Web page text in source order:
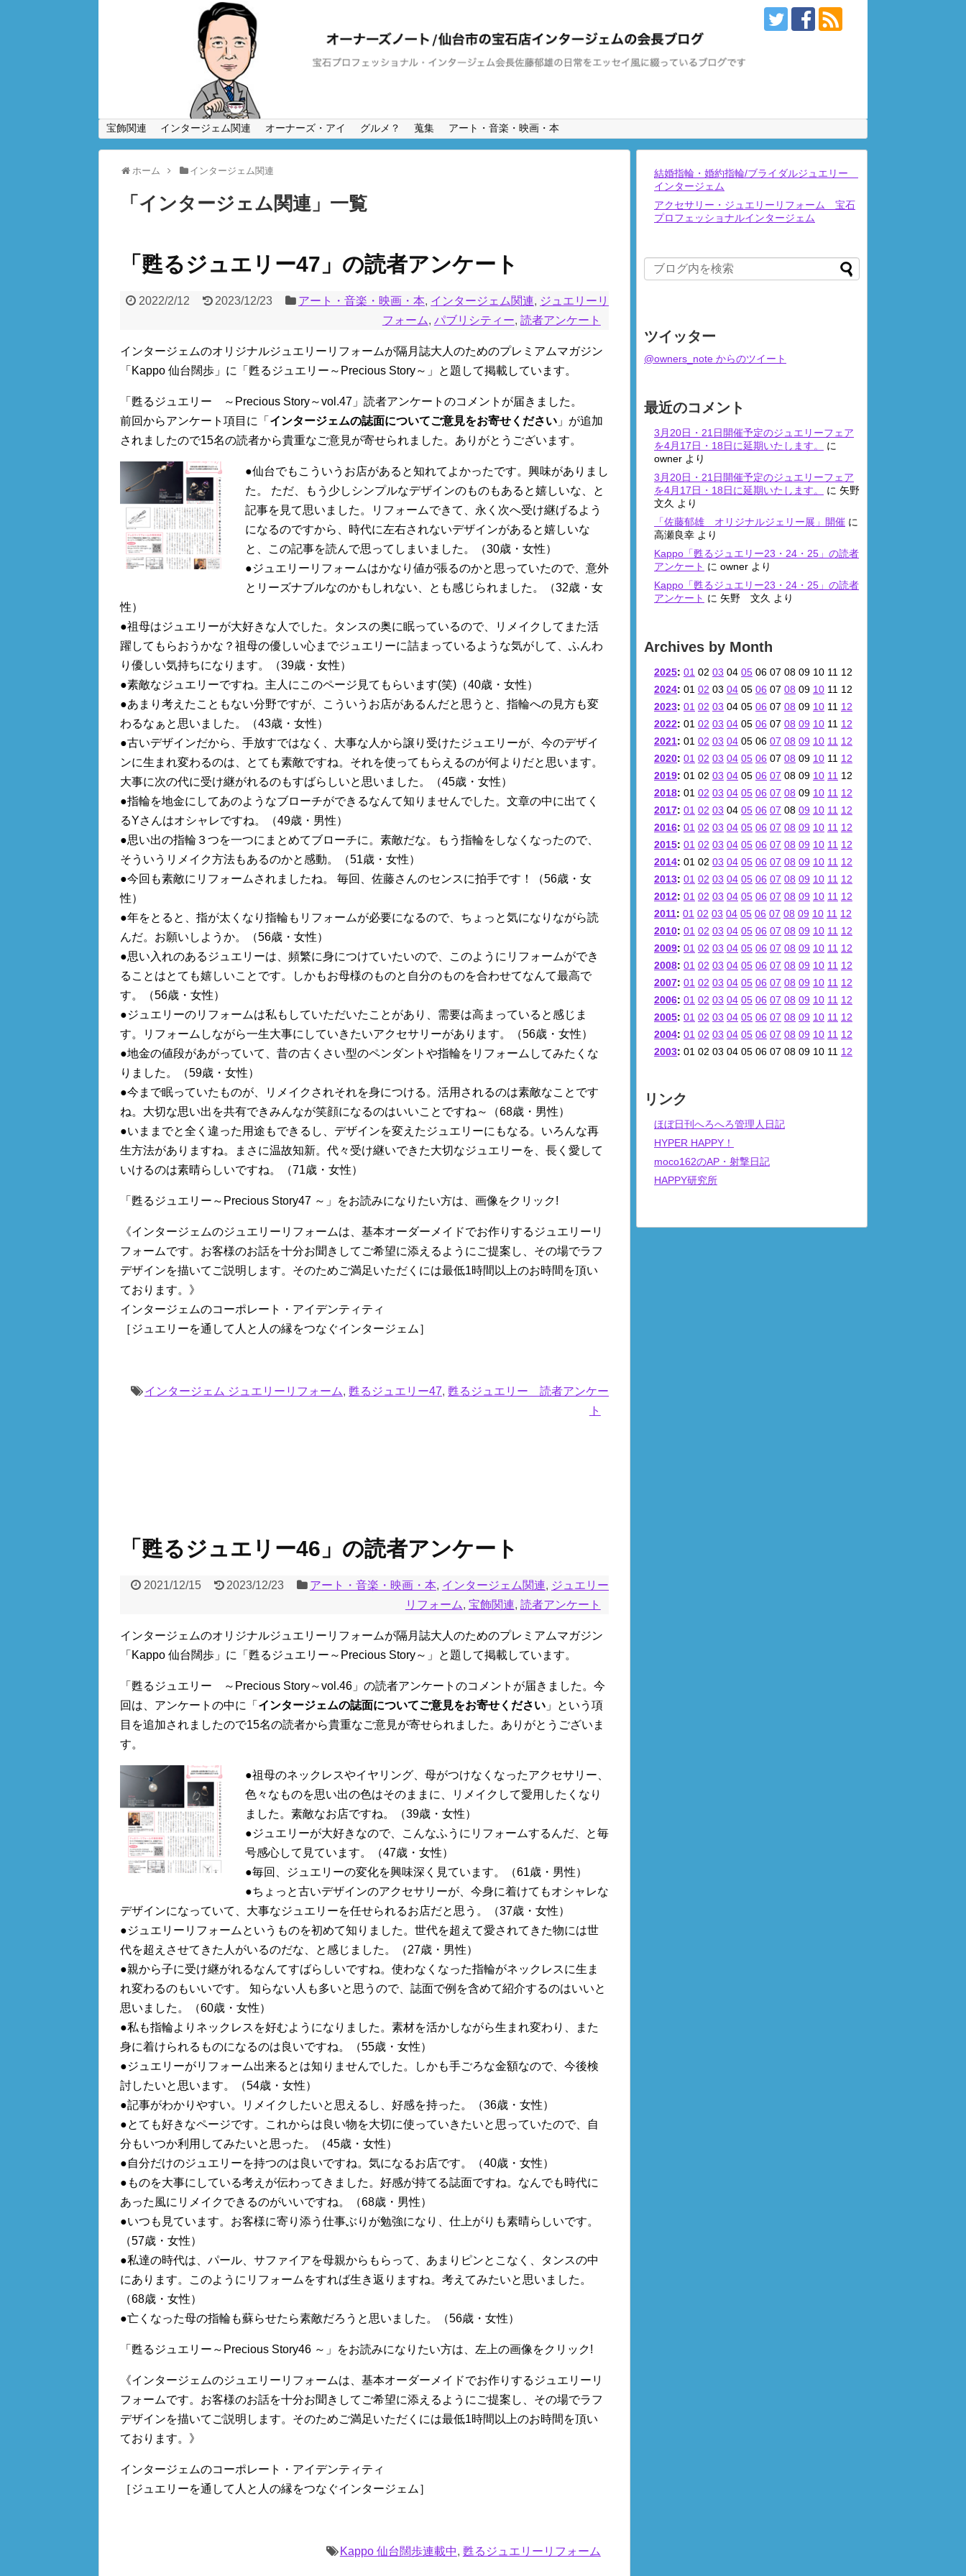
宝飾関連 インタージェム関連 オーナーズ・アイ グルメ？ 蒐集 アート・音楽・映画・本
ホーム インタージェム関連
「 インタージェム関連」 一覧
「甦るジュエリー47」の読者アンケート
2022/2/12 2023/12/23 アート・音楽・映画・本, インタージェム関連, ジュエリーリ
フォーム, パブリシティー, 読者アンケート
インタージェムのオリジナルジュエリーリフォームが隔月誌大人のためのプレミアムマガジン
「Kappo 仙台闊歩」に「甦るジュエリー～Precious Story～」と題して掲載しています。
「甦るジュエリー ～Precious Story～vol.47」読者アンケートのコメントが届きました。
前回からアンケート項目に「 インタージェムの誌面についてご意見をお寄せください 」が追加
されましたので15名の読者から貴重なご意見が寄せられました。ありがとうございます。
●仙台でもこういうお店があると知れてよかったです。興味がありまし
た。 ただ、もう少しシンプルなデザインのものもあると嬉しいな、と
記事を見て思いました。リフォームできて、永く次へ受け継げるよう
になるのですから、時代に左右されないデザインがあると嬉しいな
と、この記事を読んで思ってしまいました。（30歳・女性）
●ジュエリーリフォームはかなり値が張るのかと思っていたので、意外
とリーズナブルなのかもしれない、とも感じられました。（32歳・女
性）
●祖母はジュエリーが大好きな人でした。タンスの奥に眠っているので、リメイクしてまた活
躍してもらおうかな？祖母の優しい心までジュエリーに詰まっているような気がして、ふんわ
り優しい気持ちになります。（39歳・女性）
●素敵なジュエリーですね。主人にこのページ見てもらいます(笑)（40歳・女性）
●あまり考えたこともない分野ですが、こういうお店があるんだと思うと、指輪への見方も変
わるなぁと思いました。（43歳・女性）
●古いデザインだから、手放すではなく、大事な人から譲り受けたジュエリーが、今のデザイ
ンに生まれ変わるのは、とても素敵ですね。それを使ってもらえるのが何よりだと思います。
大事に次の代に受け継がれるのもすばらしいと思いました。（45歳・女性）
●指輪を地金にしてあのようなブローチができるなんて知りませんでした。文章の中に出てく
るYさんはオシャレですね。（49歳・男性）
●思い出の指輪３つを一つにまとめてブローチに。素敵だな。もう指輪をしなくなったので、
そういうリメイク方法もあるのかと感動。（51歳・女性）
●今回も素敵にリフォームされましたね。 毎回、佐藤さんのセンスに拍手です！（56歳・女
性）
●年をとると、指が太くなり指輪もリフォームが必要になるので、ちょっと気になりながら読
んだ。お願いしようか。（56歳・女性）
●思い入れのあるジュエリーは、頻繁に身につけていたいので、このようにリフォームができ
ることはとても嬉しいことです。しかもお母様のものと自分のものを合わせてなんて最高で
す。（56歳・女性）
●ジュエリーのリフォームは私もしていただいたことがあり、需要は高まっていると感じま
す。リフォームしながら一生大事にしていきたいアクセサリーがあります。（56歳・女性）
●地金の値段があがっていて、昔の古くさい型のペンダントや指輪をリフォームしてみたくな
りました。（59歳・女性）
●今まで眠っていたものが、リメイクされそれを身につける。活用されるのは素敵なことです
ね。大切な思い出を共有できみんなが笑顔になるのはいいことですね～（68歳・男性）
●いままでと全く違った用途もできるし、デザインを変えたジュエリーにもなる。いろんな再
生方法がありますね。まさに温故知新。代々受け継いできた大切なジュエリーを、長く愛して
いけるのは素晴らしいですね。（71歳・女性）
「甦るジュエリー～Precious Story47 ～」をお読みになりたい方は、画像をクリック!
《インタージェムのジュエリーリフォームは、基本オーダーメイドでお作りするジュエリーリ
フォームです。お客様のお話を十分お聞きしてご希望に添えるようにご提案し、その場でラフ
デザインを描いてご説明します。そのためご満足いただくには最低1時間以上のお時間を頂い
ております。》
インタージェムのコーポレート・アイデンティティ
［ジュエリーを通して人と人の縁をつなぐインタージェム］
インタージェム ジュエリーリフォーム, 甦るジュエリー47, 甦るジュエリー 読者アンケー
ト
「甦るジュエリー46」の読者アンケート
2021/12/15 2023/12/23 アート・音楽・映画・本, インタージェム関連, ジュエリー
リフォーム, 宝飾関連, 読者アンケート
インタージェムのオリジナルジュエリーリフォームが隔月誌大人のためのプレミアムマガジン
「Kappo 仙台闊歩」に「甦るジュエリー～Precious Story～」と題して掲載しています。
「甦るジュエリー ～Precious Story～vol.46」の読者アンケートのコメントが届きました。今
回は、アンケートの中に「 インタージェムの誌面についてご意見をお寄せください 」という項
目を追加されましたので15名の読者から貴重なご意見が寄せられました。ありがとうございま
す。
●祖母のネックレスやイヤリング、母がつけなくなったアクセサリー、
色々なものを思い出の色はそのままに、リメイクして愛用したくなり
ました。素敵なお店ですね。（39歳・女性）
●ジュエリーが大好きなので、こんなふうにリフォームするんだ、と毎
号感心して見ています。（47歳・女性）
●毎回、ジュエリーの変化を興味深く見ています。（61歳・男性）
●ちょっと古いデザインのアクセサリーが、今身に着けてもオシャレな
デザインになっていて、大事なジュエリーを任せられるお店だと思う。（37歳・女性）
●ジュエリーリフォームというものを初めて知りました。世代を超えて愛されてきた物には世
代を超えさせてきた人がいるのだな、と感じました。（27歳・男性）
●親から子に受け継がれるなんてすばらしいですね。使わなくなった指輪がネックレスに生ま
れ変わるのもいいです。 知らない人も多いと思うので、誌面で例を含めて紹介するのはいいと
思いました。（60歳・女性）
●私も指輪よりネックレスを好むようになりました。素材を活かしながら生まれ変わり、また
身に着けられるものになるのは良いですね。（55歳・女性）
●ジュエリーがリフォーム出来るとは知りませんでした。しかも手ごろな金額なので、今後検
討したいと思います。（54歳・女性）
●記事がわかりやすい。リメイクしたいと思えるし、好感を持った。（36歳・女性）
●とても好きなページです。これからは良い物を大切に使っていきたいと思っていたので、自
分もいつか利用してみたいと思った。（45歳・女性）
●自分だけのジュエリーを持つのは良いですね。気になるお店です。（40歳・女性）
●ものを大事にしている考えが伝わってきました。好感が持てる誌面ですね。なんでも時代に
あった風にリメイクできるのがいいですね。（68歳・男性）
●いつも見ています。お客様に寄り添う仕事ぶりが勉強になり、仕上がりも素晴らしいです。
（57歳・女性）
●私達の時代は、パール、サファイアを母親からもらって、あまりピンとこなく、タンスの中
にあります。このようにリフォームをすれば生き返りますね。考えてみたいと思いました。
（68歳・女性）
●亡くなった母の指輪も蘇らせたら素敵だろうと思いました。（56歳・女性）
「甦るジュエリー～Precious Story46 ～」をお読みになりたい方は、左上の画像をクリック!
《インタージェムのジュエリーリフォームは、基本オーダーメイドでお作りするジュエリーリ
フォームです。お客様のお話を十分お聞きしてご希望に添えるようにご提案し、その場でラフ
デザインを描いてご説明します。そのためご満足いただくには最低1時間以上のお時間を頂い
ております。》
インタージェムのコーポレート・アイデンティティ
［ジュエリーを通して人と人の縁をつなぐインタージェム］
Kappo 仙台闊歩連載中, 甦るジュエリーリフォーム
結婚指輪・婚約指輪/ブライダルジュエリー
インタージェム
アクセサリー・ジュエリーリフォーム 宝石
プロフェッショナルインタージェム
ツイッター
@owners_note からのツイート
最近のコメント
3月20日・21日開催予定のジュエリーフェア
を4月17日・18日に延期いたします。
に
owner より
3月20日・21日開催予定のジュエリーフェア
を4月17日・18日に延期いたします。
に 矢野
文久 より
「佐藤郁雄 オリジナルジェリー展」開催 に
高瀬良幸 より
Kappo「甦るジュエリー23・24・25」の読者
アンケート に owner より
Kappo「甦るジュエリー23・24・25」の読者
アンケート に 矢野 文久 より
Archives by Month
2025: 01 02 03 04 05 06 07 08 09 10 11 12
2024: 01 02 03 04 05 06 07 08 09 10 11 12
2023: 01 02 03 04 05 06 07 08 09 10 11 12
2022: 01 02 03 04 05 06 07 08 09 10 11 12
2021: 01 02 03 04 05 06 07 08 09 10 11 12
2020: 01 02 03 04 05 06 07 08 09 10 11 12
2019: 01 02 03 04 05 06 07 08 09 10 11 12
2018: 01 02 03 04 05 06 07 08 09 10 11 12
2017: 01 02 03 04 05 06 07 08 09 10 11 12
2016: 01 02 03 04 05 06 07 08 09 10 11 12
2015: 01 02 03 04 05 06 07 08 09 10 11 12
2014: 01 02 03 04 05 06 07 08 09 10 11 12
2013: 01 02 03 04 05 06 07 08 09 10 11 12
2012: 01 02 03 04 05 06 07 08 09 10 11 12
2011: 01 02 03 04 05 06 07 08 09 10 11 12
2010: 01 02 03 04 05 06 07 08 09 10 11 12
2009: 01 02 03 04 05 06 07 08 09 10 11 12
2008: 01 02 03 04 05 06 07 08 09 10 11 12
2007: 01 02 03 04 05 06 07 08 09 10 11 12
2006: 01 02 03 04 05 06 07 08 09 10 11 12
2005: 01 02 03 04 05 06 07 08 09 10 11 12
2004: 01 02 03 04 05 06 07 08 09 10 11 12
2003: 01 02 03 04 05 06 07 08 09 10 11 12
リンク
ほぼ日刊へろへろ管理人日記
HYPER HAPPY！
moco162のAP・射撃日記
HAPPY研究所